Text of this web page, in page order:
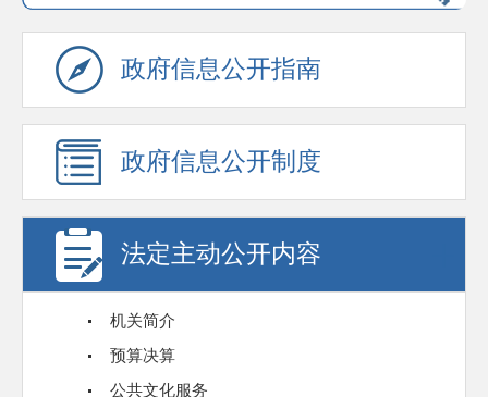
政府信息公开指南
政府信息公开制度
法定主动公开内容
机关简介
预算决算
公共文化服务